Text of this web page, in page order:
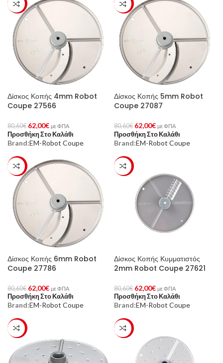
-23%
Δίσκος Κοπής 4mm Robot
Coupe 27566
80,60€ 62,00€ με ΦΠΑ
Προσθήκη Στο Καλάθι
Brand:EM-Robot Coupe
-23%
Δίσκος Κοπής 5mm Robot
Coupe 27087
80,60€ 62,00€ με ΦΠΑ
Προσθήκη Στο Καλάθι
Brand:EM-Robot Coupe
-23%
Δίσκος Κοπής 6mm Robot
Coupe 27786
80,60€ 62,00€ με ΦΠΑ
Προσθήκη Στο Καλάθι
Brand:EM-Robot Coupe
-23%
Δίσκος Κοπής Κυμματιστός
2mm Robot Coupe 27621
80,60€ 62,00€ με ΦΠΑ
Προσθήκη Στο Καλάθι
Brand:EM-Robot Coupe
-23% -23%